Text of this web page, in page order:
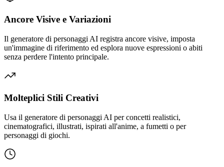
Ancore Visive e Variazioni
Il generatore di personaggi AI registra ancore visive, imposta
un'immagine di riferimento ed esplora nuove espressioni o abiti
senza perdere l'intento principale.
Molteplici Stili Creativi
Usa il generatore di personaggi AI per concetti realistici,
cinematografici, illustrati, ispirati all'anime, a fumetti o per
personaggi di giochi.